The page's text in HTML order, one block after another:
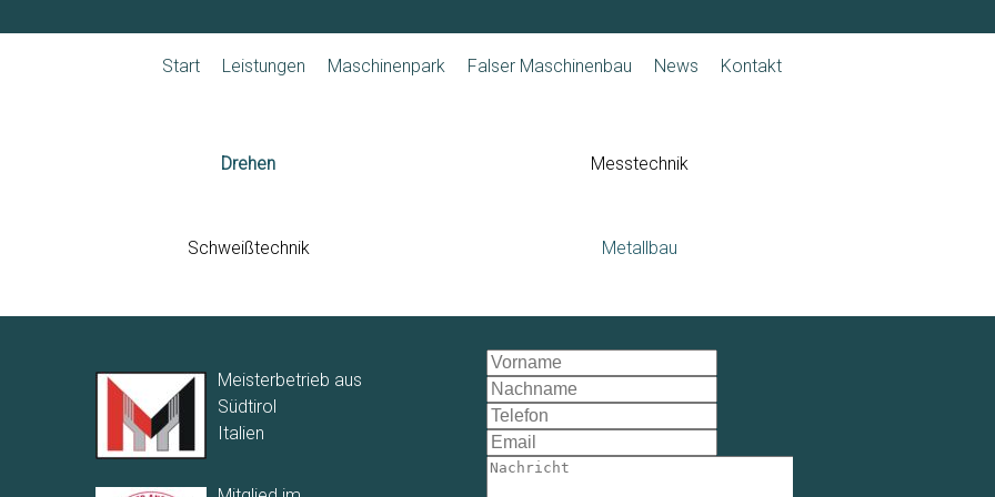
überspringen
Start Leistungen Maschinenpark Falser Maschinenbau News Kontakt
Drehen Messtechnik
Schweißtechnik Metallbau
Meisterbetrieb aus
Südtirol
Italien